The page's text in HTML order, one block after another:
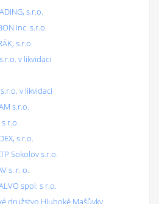
s.r.o.
Inc. s.r.o.
s.r.o.
v likvidaci
v likvidaci
s.r.o.
r.o.
s.r.o.
Sokolov s.r.o.
s. r. o.
spol. s r.o.
družstvo Hluboké Mašůvky